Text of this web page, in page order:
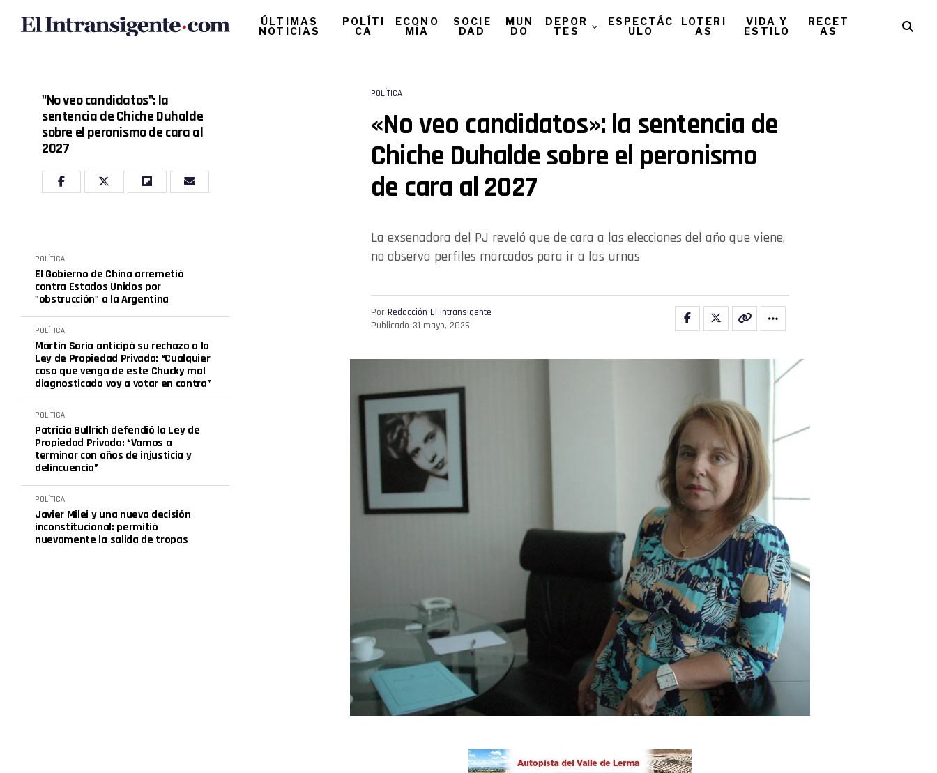
ÚLTIMAS
NOTICIAS
POLÍTI
CA
ECONO
MÍA
SOCIE
DAD
MUN
DO
DEPOR
TES
ESPECTÁC
ULO
LOTERI
AS
VIDA Y
ESTILO
RECET
AS
"No veo candidatos": la
sentencia de Chiche Duhalde
sobre el peronismo de cara al
2027
POLÍTICA
El Gobierno de China arremetió
contra Estados Unidos por
"obstrucción" a la Argentina
POLÍTICA
Martín Soria anticipó su rechazo a la
Ley de Propiedad Privada: “Cualquier
cosa que venga de este Chucky mal
diagnosticado voy a votar en contra”
POLÍTICA
Patricia Bullrich defendió la Ley de
Propiedad Privada: “Vamos a
terminar con años de injusticia y
delincuencia”
POLÍTICA
Javier Milei y una nueva decisión
inconstitucional: permitió
nuevamente la salida de tropas
POLÍTICA
«No veo candidatos»: la sentencia de
Chiche Duhalde sobre el peronismo
de cara al 2027
La exsenadora del PJ reveló que de cara a las elecciones del año que viene,
no observa perfiles marcados para ir a las urnas
Por Redacción El intransigente
Publicado 31 mayo, 2026